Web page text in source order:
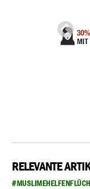
RELEVANTE